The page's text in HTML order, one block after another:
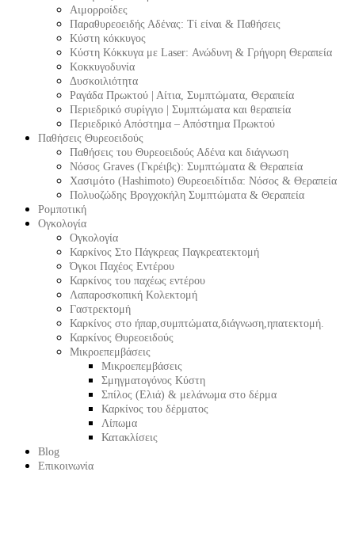
Αιμορροίδες
Παραθυρεοειδής Αδένας: Τί είναι & Παθήσεις
Κύστη κόκκυγος
Κύστη Κόκκυγα με Laser: Ανώδυνη & Γρήγορη Θεραπεία
Κοκκυγοδυνία
Δυσκοιλιότητα
Ραγάδα Πρωκτού | Αίτια, Συμπτώματα, Θεραπεία
Περιεδρικό συρίγγιο | Συμπτώματα και θεραπεία
Περιεδρικό Απόστημα – Απόστημα Πρωκτού
Παθήσεις Θυρεοειδούς
Παθήσεις του Θυρεοειδούς Αδένα και διάγνωση
Νόσος Graves (Γκρέιβς): Συμπτώματα & Θεραπεία
Χασιμότο (Hashimoto) Θυρεοειδίτιδα: Νόσος & Θεραπεία
Πολυοζώδης Βρογχοκήλη Συμπτώματα & Θεραπεία
Ρομποτική
Ογκολογία
Ογκολογία
Καρκίνος Στο Πάγκρεας Παγκρεατεκτομή
Όγκοι Παχέος Εντέρου
Καρκίνος του παχέως εντέρου
Λαπαροσκοπική Κολεκτομή
Γαστρεκτομή
Καρκίνος στο ήπαρ,συμπτώματα,διάγνωση,ηπατεκτομή.
Καρκίνος Θυρεοειδούς
Μικροεπεμβάσεις
Μικροεπεμβάσεις
Σμηγματογόνος Κύστη
Σπίλος (Ελιά) & μελάνωμα στο δέρμα
Καρκίνος του δέρματος
Λίπωμα
Κατακλίσεις
Blog
Επικοινωνία